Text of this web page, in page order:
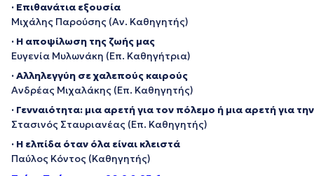
· Επιθανάτια εξουσία
Μιχάλης Παρούσης (Αν. Καθηγητής)
· Η αποψίλωση της ζωής μας
Ευγενία Μυλωνάκη (Επ. Καθηγήτρια)
· Αλληλεγγύη σε χαλεπούς καιρούς
Ανδρέας Μιχαλάκης (Επ. Καθηγητής)
· Γενναιότητα: μια αρετή για τον πόλεμο ή μια αρετή για
Στασινός Σταυριανέας (Επ. Καθηγητής)
· Η ελπίδα όταν όλα είναι κλειστά
Παύλος Κόντος (Καθηγητής)